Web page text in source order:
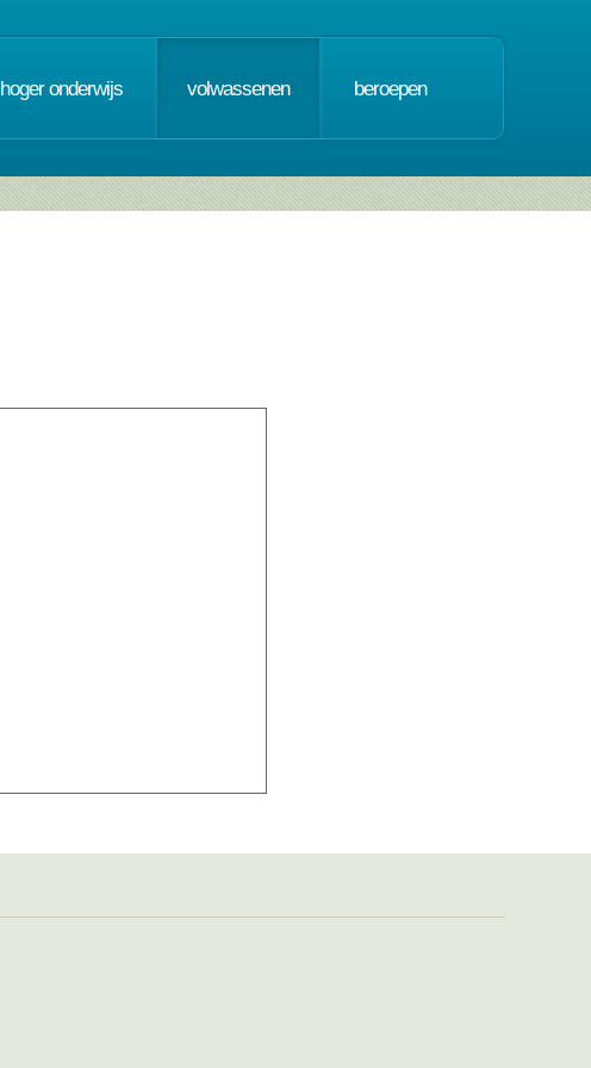
hoger onderwijs volwassenen beroepen